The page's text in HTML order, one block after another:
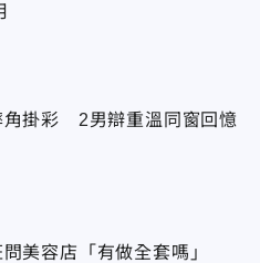
角掛彩 2男辯重溫同窗回憶
問美容店「有做全套嗎」